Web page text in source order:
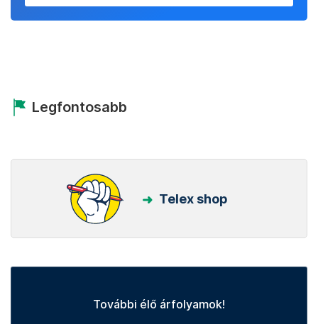
Legfontosabb
Telex shop
További élő árfolyamok!